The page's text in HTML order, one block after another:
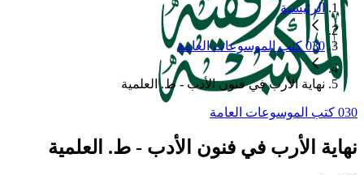
الرئيسية
030 كتب الموسوعات العامة
نهاية الأرب في فنون الأدب - ط. العلمية
030 كتب الموسوعات العامة
نهاية الأرب في فنون الأدب - ط. العلمية